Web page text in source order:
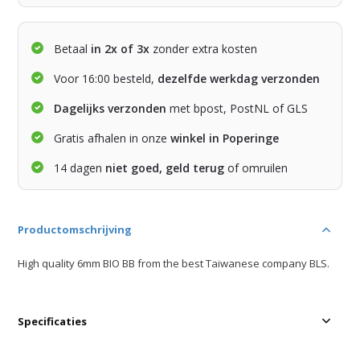
Betaal in 2x of 3x zonder extra kosten
Voor 16:00 besteld, dezelfde werkdag verzonden
Dagelijks verzonden met bpost, PostNL of GLS
Gratis afhalen in onzewinkel in Poperinge
14 dagen niet goed, geld terug of omruilen
Productomschrijving
High quality 6mm BIO BB from the best Taiwanese company BLS.
Specificaties